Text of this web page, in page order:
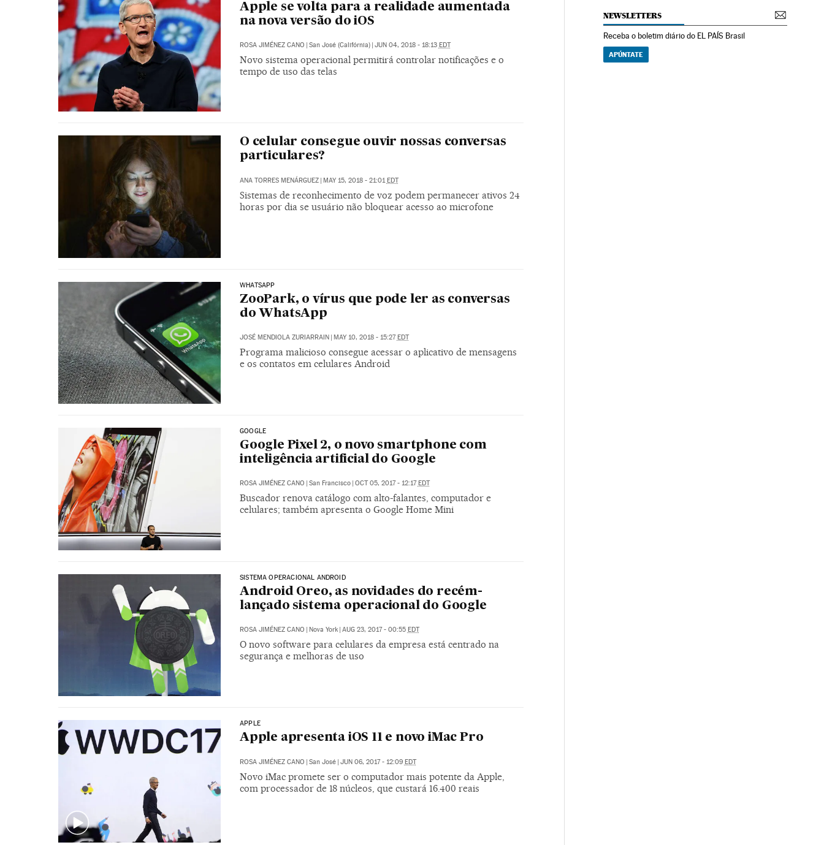
Apple se volta para a realidade aumentada
na nova versão do iOS
ROSA JIMÉNEZ CANO | San José (Califórnia) | JUN 04, 2018 - 18:13 EDT
Novo sistema operacional permitirá controlar notificações e o
tempo de uso das telas
O celular consegue ouvir nossas conversas
particulares?
ANA TORRES MENÁRGUEZ MAY 15, 2018 - 21:01 EDT
Sistemas de reconhecimento de voz podem permanecer ativos 24
horas por dia se usuário não bloquear acesso ao microfone
WHATSAPP
ZooPark, o vírus que pode ler as conversas
do WhatsApp
JOSÉ MENDIOLA ZURIARRAIN | MAY 10, 2018 - 15:27EDT
Programa malicioso consegue acessar o aplicativo de mensagens
e os contatos em celulares Android
GOOGLE
Google Pixel 2, o novo smartphone com
inteligência artificial do Google
ROSA JIMÉNEZ CANO San Francisco OCT 05, 2017 - 12:17 EDT
Buscador renova catálogo com alto-falantes, computador e
celulares; também apresenta o Google Home Mini
SISTEMA OPERACIONAL ANDROID
Android Oreo, as novidades do recém-
lançado sistema operacional do Google
ROSA JIMÉNEZ CANO | Nova York | AUG 23, 2017 - 00:55 EDT
O novo software para celulares da empresa está centrado na
segurança e melhoras de uso
APPLE
Apple apresenta iOS 11 e novo iMac Pro
ROSA JIMÉNEZ CANO | San José | JUN 06, 2017 - 12:09 EDT
Novo iMac promete ser o computador mais potente da Apple,
com processador de 18 núcleos, que custará 16.400 reais
NEWSLETTERS
Receba o boletim diário do EL PAÍS Brasil
APÚNTATE